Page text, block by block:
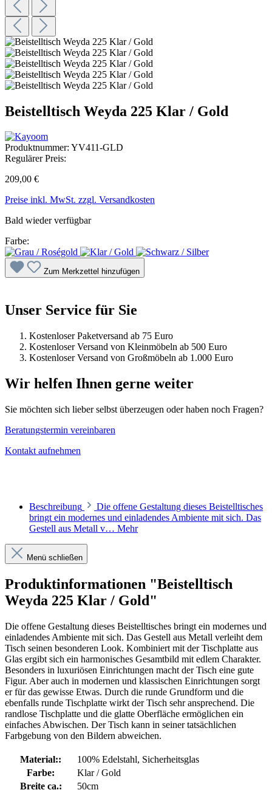
Beistelltisch Weyda 225 Klar / Gold
Produktnummer: YV411-GLD
Regulärer Preis:
209,00 €
Preise inkl. MwSt. zzgl. Versandkosten
Bald wieder verfügbar
Farbe:
Zum Merkzettel hinzufügen
Unser Service für Sie
Kostenloser Paketversand ab 75 Euro
Kostenloser Versand von Kleinmöbeln ab 500 Euro
Kostenloser Versand von Großmöbeln ab 1.000 Euro
Wir helfen Ihnen gerne weiter
Sie möchten sich lieber selbst überzeugen oder haben noch Fragen?
Beratungstermin vereinbaren
Kontakt aufnehmen
Beschreibung
Die offene Gestaltung dieses Beistelltisches
bringt ein modernes und einladendes Ambiente mit sich. Das
Gestell aus Metall v… Mehr
Menü schließen
Produktinformationen "Beistelltisch
Weyda 225 Klar / Gold"
Die offene Gestaltung dieses Beistelltisches bringt ein modernes und
einladendes Ambiente mit sich. Das Gestell aus Metall verleiht dem
Tisch seinen besonderen Look. Kombiniert mit der Tischplatte aus
Glas ergibt sich ein harmonisches Gesamtbild mit edlem Charakter.
Besonders in luxuriösen Einrichtungen macht der Tisch eine gute
Figur. Aber auch in modernen und klassischen Einrichtungen sorgt
er für das gewisse Etwas. Durch die runde Grundform und die
ebenfalls runde Tischplatte wirkt der Tisch sehr ansprechend. Die
randlose Tischplatte und die glatte Oberfläche ermöglichen ein
einfaches Abwischen. Der Tisch kann in seiner tatsächlichen
Farbgebung von den Bildern abweichen.
Material::
100% Edelstahl, Sicherheitsglas
Farbe:
Klar / Gold
Breite ca.:
50cm